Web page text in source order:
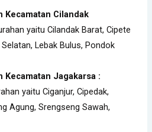
Kecamatan Cilandak
yaitu Cilandak Barat, Cipete
Lebak Bulus, Pondok
Kecamatan Jagakarsa :
yaitu Ciganjur, Cipedak,
Agung, Srengseng Sawah,